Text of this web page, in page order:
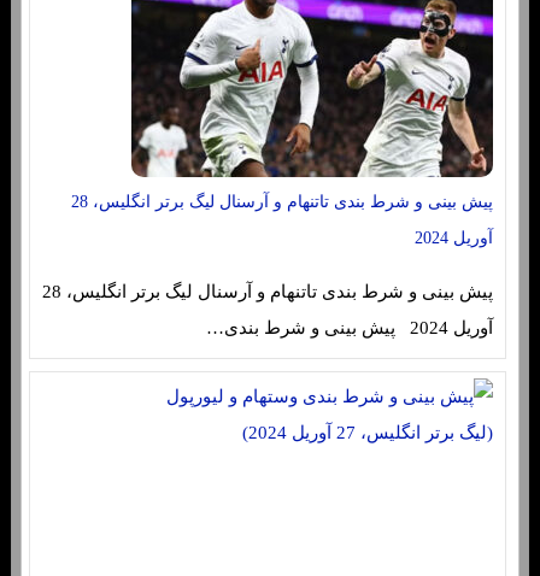
پیش بینی و شرط بندی تاتنهام و آرسنال لیگ برتر انگلیس، 28
آوریل 2024
پیش بینی و شرط بندی تاتنهام و آرسنال لیگ برتر انگلیس، 28
آوریل 2024 پیش بینی و شرط بندی…